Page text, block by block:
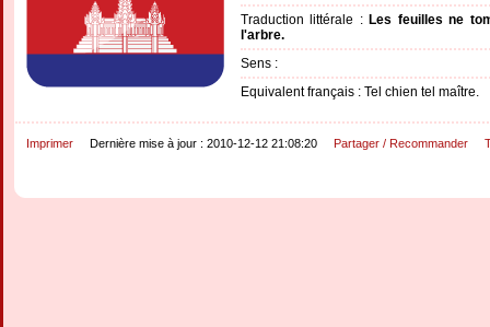
Traduction littérale : Les feuilles ne
l'arbre.
Sens :
Equivalent français : Tel chien tel maître.
Imprimer Dernière mise à jour : 2010-12-12 21:08:20 Partager / Recommander